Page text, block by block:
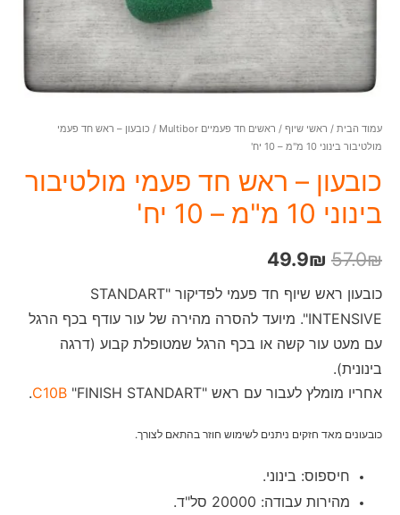
עמוד הבית / ראשי שיוף / ראשים חד פעמיים Multibor
/ כובעון – ראש חד פעמי
מולטיבור בינוני 10 מ"מ – 10 יח'
כובעון – ראש חד פעמי מולטיבור
בינוני 10 מ"מ – 10 יח'
57.0₪
49.9₪
כובעון ראש שיוף חד פעמי לפדיקור "STANDART
INTENSIVE". מיועד להסרה מהירה של עור עודף בכף הרגל
עם מעט עור קשה או בכף הרגל שמטופלת קבוע (דרגה
בינונית).
אחריו מומלץ לעבור עם ראש "
C10B "FINISH STANDART.
כובעונים מאד חזקים ניתנים לשימוש חוזר בהתאם לצורך.
חיספוס: בינוני.
מהירות עבודה: 20000 סל"ד.